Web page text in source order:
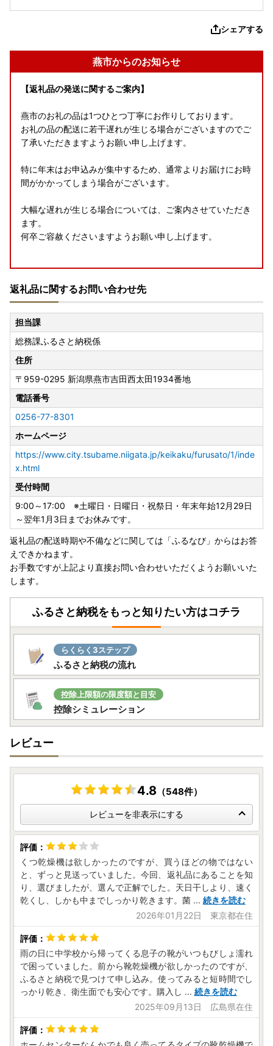
シェアする
燕市からのお知らせ
【返礼品の発送に関するご案内】
燕市のお礼の品は1つひとつ丁寧にお作りしております。
お礼の品の配送に若干遅れが生じる場合がございますのでご
了承いただきますようお願い申し上げます。
特に年末はお申込みが集中するため、通常よりお届けにお時
間がかかってしまう場合がございます。
大幅な遅れが生じる場合については、ご案内させていただき
ます。
何卒ご容赦くださいますようお願い申し上げます。
燕市へ応援いただき誠にありがとうございます✨✨😆✨✨
皆さまからのお声をいただき、燕市ではふるなびに掲載して
おります返礼品を随時追加しております✨✨✨
キッチン用品やテーブルウェア等、燕市の技術を用いた返礼
品をご用意しております。
皆さまの生活を豊かにする魅力的なラインナップとなってお
りますので、ぜひご覧ください！😄✨
【2023年9月16日放送の情報番組「サタデープラス」の人
気コーナー『ひたすら試してランキング』で「全自動コーヒ
ーメーカー（3杯用）」が総合第1位に選ばれました！】
全自動コーヒーメーカー 3カップ
【TBS系日曜劇場「グランメゾン東京」で燕市のカトラリー
が使用されました‼】
2019年に放送されたTBS系日曜劇場「グランメゾン東
京」にて、燕市産のカトラリーが評価され、第4話（2019年
11月10日放送）から、こだわりの主人公のレストランの小道
具として使用されました。
優れたデザイン・品質を有するカトラリーを揃えていますの
で、ぜひご覧ください。
燕市を応援いただいた方に「職人の技」でお返しします。
※「グランメゾン東京」・・・ 主人公のシェフが三ツ星レ
ストランを目指す物語
【お問い合わせ】
燕市役所総務課 ふるさと納税係
電話番号 0256-77-8301 または 0256-94-7120
受付時間 9時00分～17時00分(土曜・日曜・祝日・年末年
始を除く)
住所 〒959-0295 新潟県燕市吉田西太田1934番地
返礼品に関するお問い合わせ先
担当課
総務課ふるさと納税係
住所
〒959-0295 新潟県燕市吉田西太田1934番地
電話番号
0256-77-8301
ホームページ
https://www.city.tsubame.niigata.jp/keikaku/furusato/1/inde
x.html
受付時間
9:00～17:00 ※土曜日・日曜日・祝祭日・年末年始12月29日
～翌年1月3日までお休みです。
返礼品の配送時期や不備などに関しては「ふるなび」からはお答
えできかねます。
お手数ですが上記より直接お問い合わせいただくようお願いいた
します。
ふるさと納税をもっと知りたい方はコチラ
らくらく3ステップ
ふるさと納税の流れ
控除上限額の限度額と目安
控除シミュレーション
レビュー
4.8 （548件）
レビューを非表示にする
くつ乾燥機は欲しかったのですが、買うほどの物ではない
と、ずっと見送っていました。今回、返礼品にあることを知
り、選びましたが、選んで正解でした。天日干しより、速く
乾くし、しかも中までしっかり乾きます。菌 ... 続きを読む
2026年01月22日 東京都在住
雨の日に中学校から帰ってくる息子の靴がいつもびしょ濡れ
で困っていました。前から靴乾燥機が欲しかったのですが、
ふるさと納税で見つけて申し込み。使ってみると短時間でし
っかり乾き、衛生面でも安心です。購入し ... 続きを読む
2025年09月13日 広島県在住